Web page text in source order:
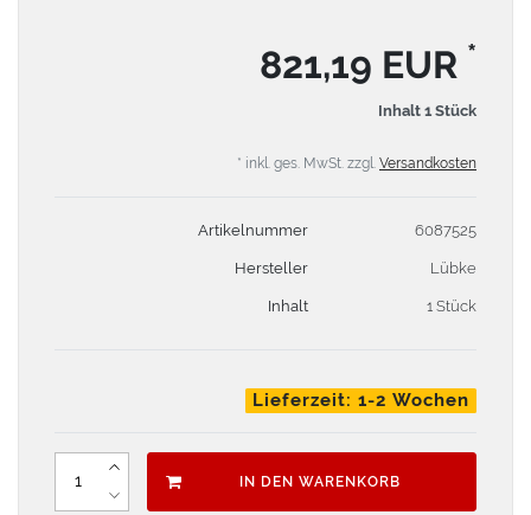
821,19 EUR *
Inhalt 1 Stück
* inkl. ges. MwSt. zzgl. Versandkosten
Artikelnummer 6087525
Hersteller Lübke
Inhalt 1 Stück
Lieferzeit: 1-2 Wochen
IN DEN WARENKORB